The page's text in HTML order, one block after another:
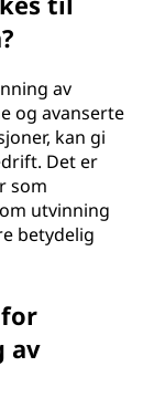
av
og avanserte
kan gi
Det er
som
utvinning
betydelig
av